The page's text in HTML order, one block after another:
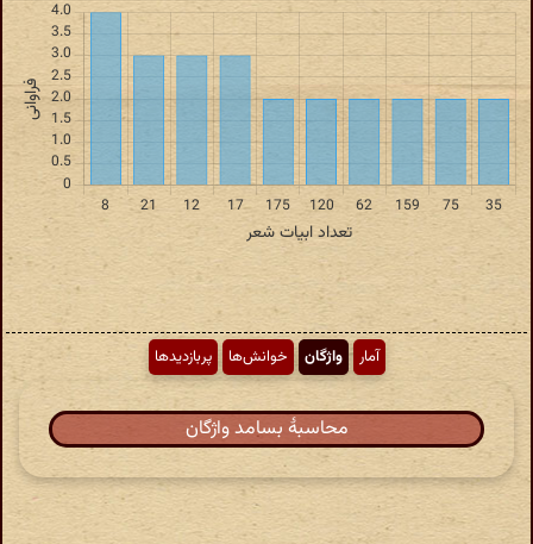
آمار واژگان خوانش‌ها پربازدیدها
محاسبهٔ بسامد واژگان